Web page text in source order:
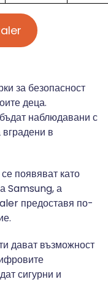
за безопасност
деца.
наблюдавани с
в
появяват като
Samsung, а
предоставя по-
дават възможност
сигурни и